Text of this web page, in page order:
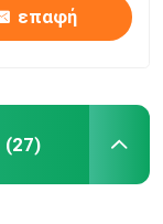
πλέγματος
επαφή
(27)